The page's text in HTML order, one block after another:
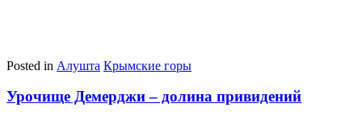
Posted in Алушта Крымские горы
Урочище Демерджи – долина привидений